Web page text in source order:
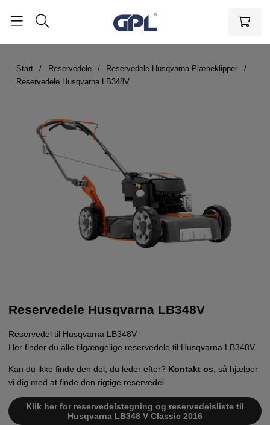
Start Reservedele
Reservedele Husqvarna Plæneklipper
Reservedele Husqvarna LB348V
Reservedele Husqvarna LB348V
Reservedel til Husqvarna LB348V
Her finder du alle tilgængelige reservedele til Husqvarna LB348V.
Kan du ikke finde den del, du leder efter? Kontakt os , så hjælper
vi dig med at finde den rigtige reservedel.
Klik her for reservedelstegning og reservedelsliste til
Husqvarna LB348 V Classic 2016